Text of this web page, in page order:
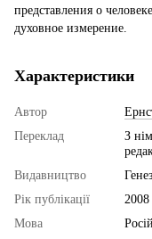
представления о
духовное измерение.
Характеристики
Автор
Переклад
З
Видавництво
Рік публікації
2008
Мова